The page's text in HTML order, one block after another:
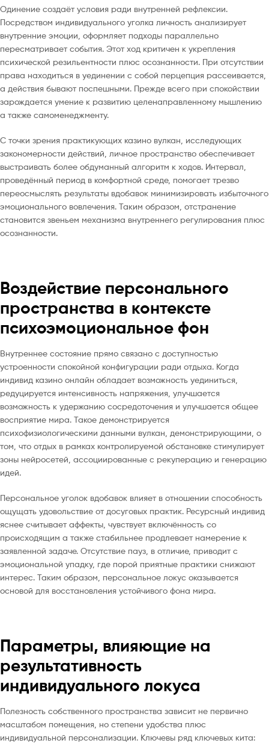
Одинение создаёт условия ради внутренней рефлексии.
Посредством индивидуального уголка личность анализирует
внутренние эмоции, оформляет подходы параллельно
пересматривает события. Этот ход критичен к укрепления
психической резильентности плюс осознанности. При отсутствии
права находиться в уединении с собой перцепция рассеивается,
а действия бывают поспешными. Прежде всего при спокойствии
зарождается умение к развитию целенаправленному мышлению
а также самоменеджменту.
С точки зрения практикующих казино вулкан, исследующих
закономерности действий, личное пространство обеспечивает
выстраивать более обдуманный алгоритм к ходов. Интервал,
проведённый период в комфортной среде, помогает трезво
переосмыслять результаты вдобавок минимизировать избыточного
эмоционального вовлечения. Таким образом, отстранение
становится звеньем механизма внутреннего регулирования плюс
осознанности.
Воздействие персонального
пространства в контексте
психоэмоциональное фон
Внутреннее состояние прямо связано с доступностью
устроенности спокойной конфигурации ради отдыха. Когда
индивид казино онлайн обладает возможность уединиться,
редуцируется интенсивность напряжения, улучшается
возможность к удержанию сосредоточения и улучшается общее
восприятие мира. Такое демонстрируется
психофизиологическими данными вулкан, демонстрирующими, о
том, что отдых в рамках контролируемой обстановке стимулирует
зоны нейросетей, ассоциированные с рекуперацию и генерацию
идей.
Персональное уголок вдобавок влияет в отношении способность
ощущать удовольствие от досуговых практик. Ресурсный индивид
яснее считывает аффекты, чувствует включённость cо
происходящим а также стабильнее продлевает намерение к
заявленной задаче. Отсутствие пауз, в отличие, приводит с
эмоциональной упадку, где порой приятные практики снижают
интерес. Таким образом, персональное локус оказывается
основой для восстановления устойчивого фона мира.
Параметры, влияющие на
результативность
индивидуального локуса
Полезность собственного пространства зависит не первично
масштабом помещения, но степени удобства плюс
индивидуальной персонализации. Ключевы ряд ключевых кита: